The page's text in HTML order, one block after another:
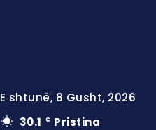
E shtunë, 8 Gusht, 2026
30.1
C Pristina